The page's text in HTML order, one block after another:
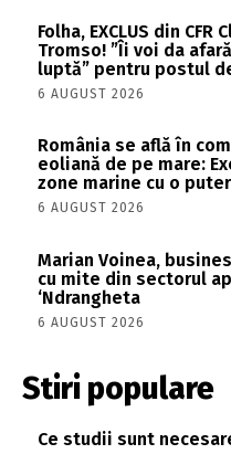
Folha, EXCLUS din
Tromso! ”Îi voi da
luptă” pentru postul
6 AUGUST 2026
România se află în
eoliană de pe mare:
zone marine cu o
6 AUGUST 2026
Marian Voinea,
cu mite din sectorul
‘Ndrangheta
6 AUGUST 2026
Stiri populare
Ce studii sunt